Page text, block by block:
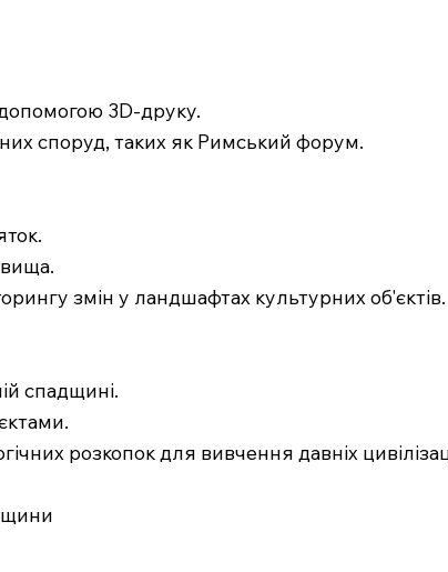
3D-друку.
споруд, таких як Римський форум.
змін у ландшафтах культурних об'єктів.
спадщині.
розкопок для вивчення давніх